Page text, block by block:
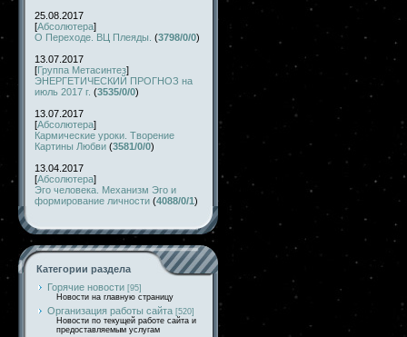
25.08.2017
[Абсолютера]
О Переходе. ВЦ Плеяды. (3798/0/0)
13.07.2017
[Группа Метасинтез]
ЭНЕРГЕТИЧЕСКИЙ ПРОГНОЗ на
июль 2017 г. (3535/0/0)
13.07.2017
[Абсолютера]
Кармические уроки. Творение
Картины Любви (3581/0/0)
13.04.2017
[Абсолютера]
Эго человека. Механизм Эго и
формирование личности (4088/0/1)
Категории раздела
Горячие новости [95]
Новости на главную страницу
Организация работы сайта [520]
Новости по текущей работе сайта и
предоставляемым услугам